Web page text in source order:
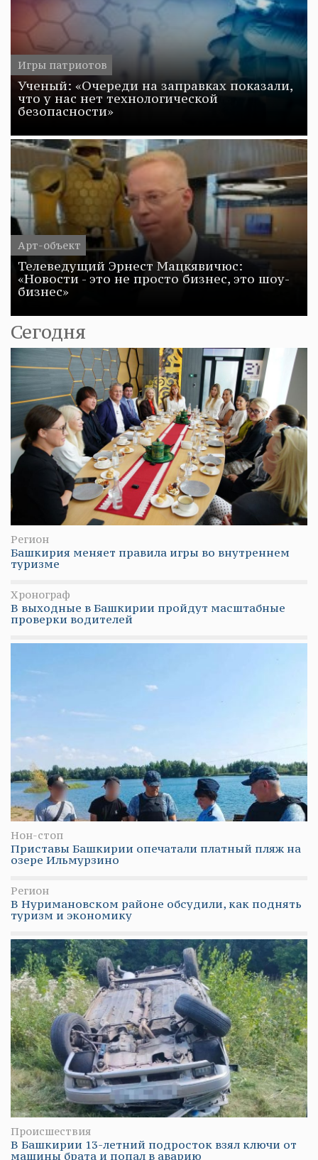
Игры патриотов
Ученый: «Очереди на заправках показали,
что у нас нет технологической
безопасности»
Арт-объект
Телеведущий Эрнест Мацкявичюс:
«Новости - это не просто бизнес, это шоу-
бизнес»
Сегодня
Регион
Башкирия меняет правила игры во внутреннем
туризме
Хронограф
В выходные в Башкирии пройдут масштабные
проверки водителей
Нон-стоп
Приставы Башкирии опечатали платный пляж на
озере Ильмурзино
Регион
В Нуримановском районе обсудили, как поднять
туризм и экономику
Происшествия
В Башкирии 13-летний подросток взял ключи от
машины брата и попал в аварию